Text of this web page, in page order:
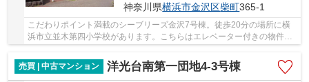
神奈川県横浜市金沢区柴町365-1
こだわりポイント満載のシーブリーズ金沢7号棟。徒歩20分の場所に横
浜市立並木第四小学校があります。こちらはエレベーター付きの物件で
す。中古マンションなら、物件の購入もスムーズ...
売買 | 中古マンション
洋光台南第一団地4-3号棟